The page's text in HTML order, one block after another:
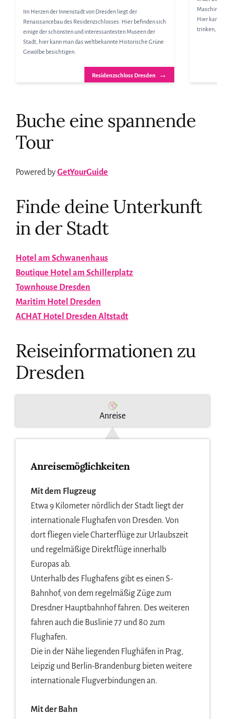
Im Herzen der Innenstadt von Dresden liegt der
Renaissancebau des Residenzschlosses. Hier befinden sich
einige der schönsten und interessantesten Museen der
Stadt, hier kann man das weltbekannte Historische Grüne
Gewölbe besichtigen.
Residenzschloss Dresden →
Hier kann
trinken,
Buche eine spannende
Tour
Powered byGetYourGuide
Finde deine Unterkunft
in der Stadt
Hotel am Schwanenhaus
Boutique Hotel am Schillerplatz
Townhouse Dresden
Maritim Hotel Dresden
ACHAT Hotel Dresden Altstadt
Reiseinformationen zu
Dresden
Anreise
Anreisemöglichkeiten
Mit dem Flugzeug
Etwa 9 Kilometer nördlich der Stadt liegt der
internationale Flughafen von Dresden. Von
dort fliegen viele Charterflüge zur Urlaubszeit
und regelmäßige Direktflüge innerhalb
Europas ab.
Unterhalb des Flughafens gibt es einen S-
Bahnhof, von dem regelmäßig Züge zum
Dresdner Hauptbahnhof fahren. Des weiteren
fahren auch die Buslinie 77 und 80 zum
Flughafen.
Die in der Nähe liegenden Flughäfen in Prag,
Leipzig und Berlin-Brandenburg bieten weitere
internationale Flugverbindungen an.
Mit der Bahn